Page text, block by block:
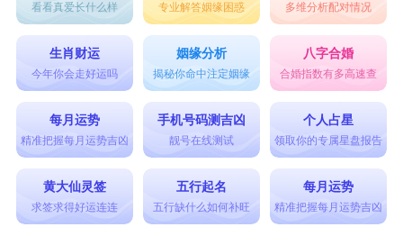
看看真爱长什么样 专业解答姻缘困惑 多维分析配对情况
生肖财运
今年你会走好运吗
姻缘分析
揭秘你命中注定姻缘
八字合婚
合婚指数有多高速查
每月运势
精准把握每月运势吉凶
手机号码测吉凶
靓号在线测试
个人占星
领取你的专属星盘报告
黄大仙灵签
求签求得好运连连
五行起名
五行缺什么如何补旺
每月运势
精准把握每月运势吉凶